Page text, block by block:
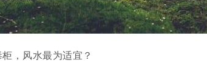
，风水最为适宜？